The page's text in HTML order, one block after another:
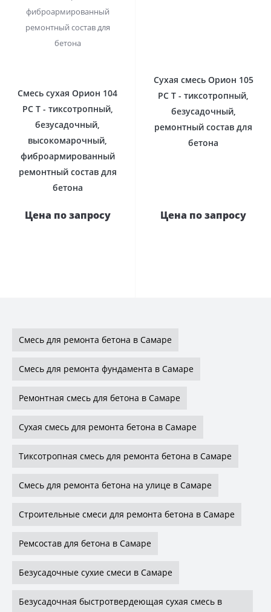
Смесь сухая Орион 104
РС Т - тиксотропный,
безусадочный,
высокомарочный,
фиброармированный
ремонтный состав для
бетона
Цена по запросу
Сухая смесь Орион 105
РС Т - тиксотропный,
безусадочный,
ремонтный состав для
бетона
Цена по запросу
Смесь для ремонта бетона в Самаре
Смесь для ремонта фундамента в Самаре
Ремонтная смесь для бетона в Самаре
Сухая смесь для ремонта бетона в Самаре
Тиксотропная смесь для ремонта бетона в Самаре
Смесь для ремонта бетона на улице в Самаре
Строительные смеси для ремонта бетона в Самаре
Ремсостав для бетона в Самаре
Безусадочные сухие смеси в Самаре
Безусадочная быстротвердеющая сухая смесь в